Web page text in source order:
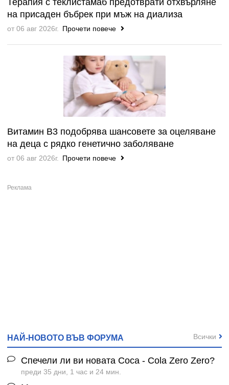
на присаден бъбрек при мъж на диализа
от 06 авг 2026г. Прочети повече
Витамин B3 подобрява шансовете за оцеляване
на деца с рядко генетично заболяване
от 06 авг 2026г. Прочети повече
НАЙ-НОВОТО ВЪВ ФОРУМА
Спечели ли ви новата Coca - Cola Zero Zero?
преди 35 дни, 1 час и 24 мин.
Всички